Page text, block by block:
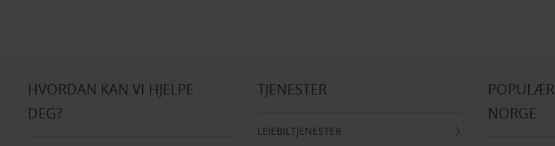
HVORDAN KAN VI HJELPE
DEG?
TJENESTER
LEIEBILTJENESTER
NORGE